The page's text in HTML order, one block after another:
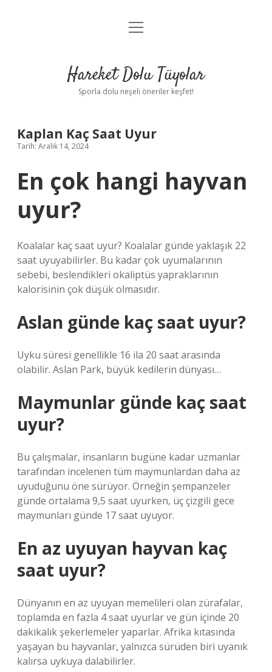
Anasayfa
Yasal Uyarı
menüyü
Hareket Dolu Tüyolar
Sporla dolu neşeli öneriler keşfet!
Kaplan Kaç Saat Uyur
Tarih: Aralık 14, 2024
En çok hangi hayvan
uyur?
Koalalar kaç saat uyur? Koalalar günde yaklaşık 22
saat uyuyabilirler. Bu kadar çok uyumalarının
sebebi, beslendikleri okaliptüs yapraklarının
kalorisinin çok düşük olmasıdır.
Aslan günde kaç saat uyur?
Uyku süresi genellikle 16 ila 20 saat arasında
olabilir. Aslan Park, büyük kedilerin dünyası…
Maymunlar günde kaç saat
uyur?
Bu çalışmalar, insanların bugüne kadar uzmanlar
tarafından incelenen tüm maymunlardan daha az
uyuduğunu öne sürüyor. Örneğin şempanzeler
günde ortalama 9,5 saat uyurken, üç çizgili gece
maymunları günde 17 saat uyuyor.
En az uyuyan hayvan kaç
saat uyur?
Dünyanın en az uyuyan memelileri olan zürafalar,
toplamda en fazla 4 saat uyurlar ve gün içinde 20
dakikalık şekerlemeler yaparlar. Afrika kıtasında
yaşayan bu hayvanlar, yalnızca sürüden biri uyanık
kalırsa uykuya dalabilirler.